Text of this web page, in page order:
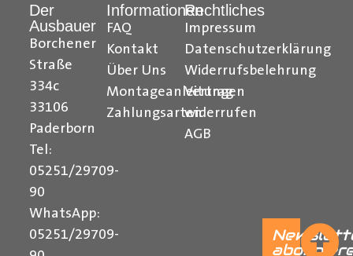
Ihr Team von Der Ausbauer
Formularbeginn
Der
Ausbauer
Borchener
Straße
334c
33106
Paderborn
Tel:
05251/29709-
90
WhatsApp:
05251/29709-
Informationen
FAQ
Kontakt
Über Uns
Montageanleitungen
Zahlungsarten
Rechtliches
Impressum
Datenschutzerklärung
Widerrufsbelehrung
Vertrag
widerrufen
AGB